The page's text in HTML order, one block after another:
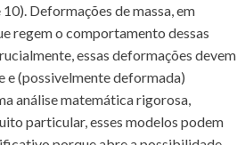
Deformações de massa, em
regem o comportamento dessas
essas deformações devem
e (possivelmente deformada)
análise matemática rigorosa,
particular, esses modelos podem